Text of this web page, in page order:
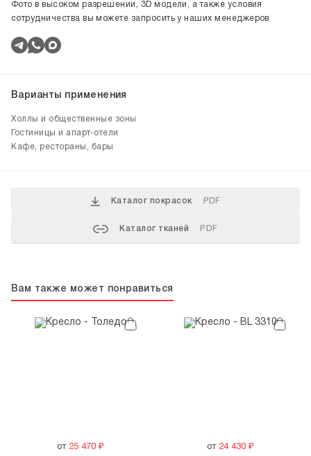
Фото в высоком разрешении, 3D модели, а также условия
сотрудничества вы можете запросить у наших менеджеров
Варианты применения
Холлы и общественные зоны
Гостиницы и апарт-отели
Кафе, рестораны, бары
Каталог покрасок PDF
Каталог тканей PDF
Вам также может понравиться
от 25 470 ₽ от 24 430₽